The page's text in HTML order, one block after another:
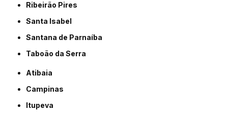
Ribeirão Pires
Santa Isabel
Santana de Parnaíba
Taboão da Serra
Atibaia
Campinas
Itupeva